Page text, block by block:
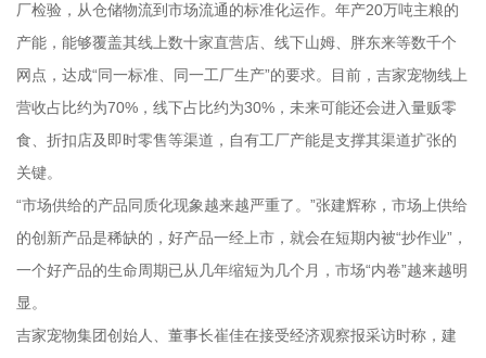
厂检验，从仓储物流到市场流通的标准化运作。年产20万吨主粮的
产能，能够覆盖其线上数十家直营店、线下山姆、胖东来等数千个
网点，达成“同一标准、同一工厂生产”的要求。目前，吉家宠物线上
营收占比约为70%，线下占比约为30%，未来可能还会进入量贩零
食、折扣店及即时零售等渠道，自有工厂产能是支撑其渠道扩张的
关键。
“市场供给的产品同质化现象越来越严重了。”张建辉称，市场上供给
的创新产品是稀缺的，好产品一经上市，就会在短期内被“抄作业”，
一个好产品的生命周期已从几年缩短为几个月，市场“内卷”越来越明
显。
吉家宠物集团创始人、董事长崔佳在接受经济观察报采访时称，建